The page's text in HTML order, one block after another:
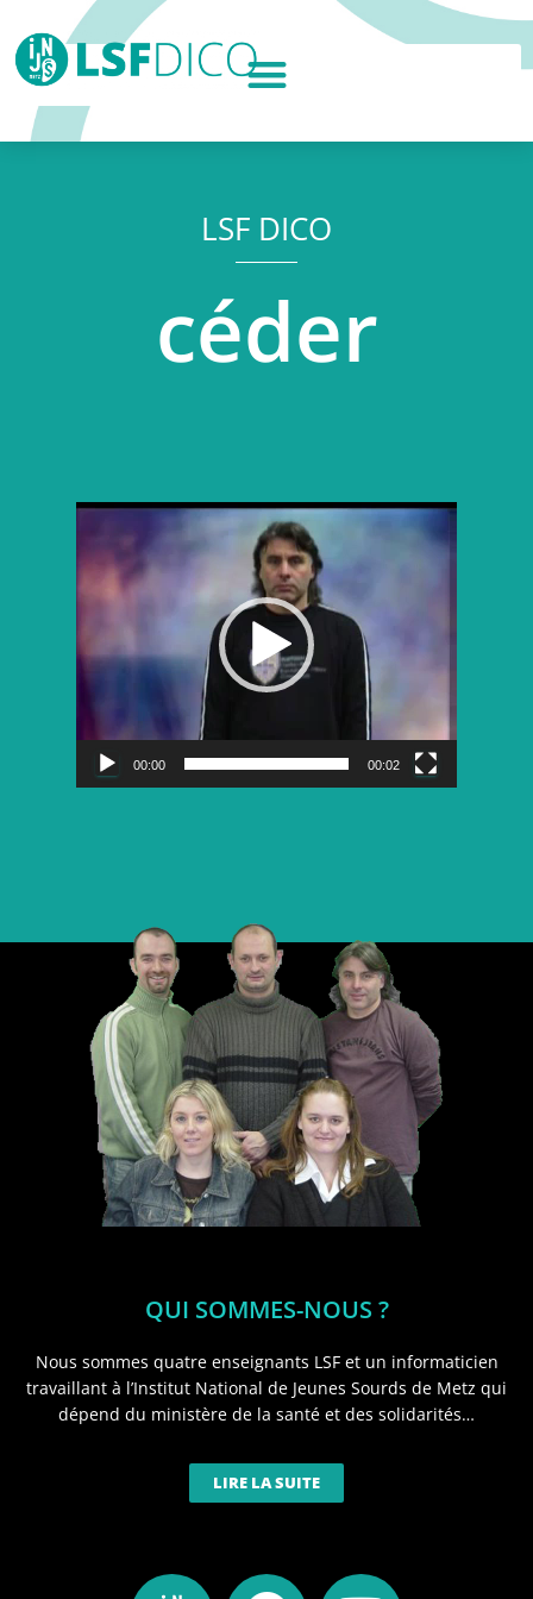
LSF DICO
céder
Lecteur
vidéo
00:00 00:02
QUI SOMMES-NOUS ?
Nous sommes quatre enseignants LSF et un informaticien
travaillant à l’Institut National de Jeunes Sourds de Metz qui
dépend du ministère de la santé et des solidarités…
LIRE LA SUITE